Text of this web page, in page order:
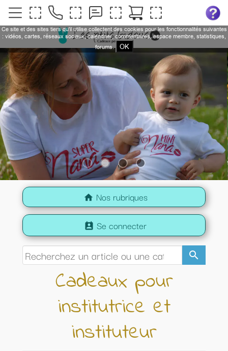
home Nos rubriques
search
perm_contact_calendar Se connecter
Cadeaux pour
institutrice et
instituteur
Ce site et des sites tiers qu'il utilise collectent des cookies pour les fonctionnalités suivantes
: vidéos, cartes, réseaux sociaux, calendrier, commentaires, espace membre, statistiques,
forums.
OK